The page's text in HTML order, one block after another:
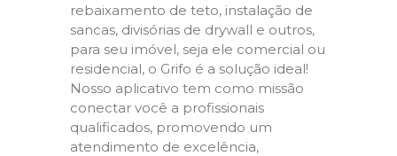
rebaixamento de teto, instalação de
sancas, divisórias de drywall e outros,
para seu imóvel, seja ele comercial ou
residencial, o Grifo é a solução ideal!
Nosso aplicativo tem como missão
conectar você a profissionais
qualificados, promovendo um
atendimento de excelência,